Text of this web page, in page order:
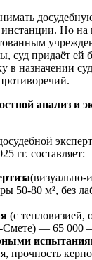
Но на
суд придаёт ей
в назначении
анализ и
гг. составляет:
(визуально-
50-80 м², без
(с тепловизией,
Смете) — 65 000
прочность